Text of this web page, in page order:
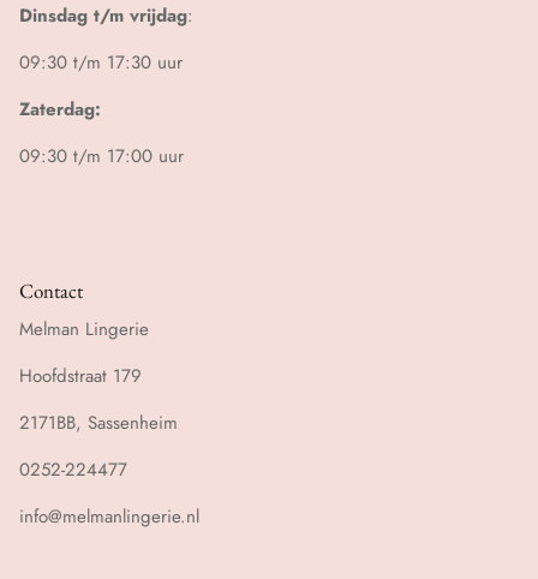
Dinsdag t/m vrijdag:
09:30 t/m 17:30 uur
Zaterdag:
09:30 t/m 17:00 uur
Contact
Melman Lingerie
Hoofdstraat 179
2171BB, Sassenheim
0252-224477
info@melmanlingerie.nl